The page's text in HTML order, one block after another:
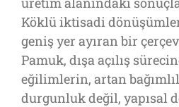
Köklü iktisadi
geniş yer ayıran bir
Pamuk, dışa açılış
eğilimlerin, artan
durgunluk değil, yapısal